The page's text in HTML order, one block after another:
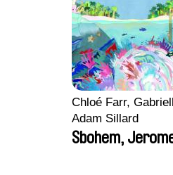
Chloé Farr,
Adam Sillard
Sbohem,